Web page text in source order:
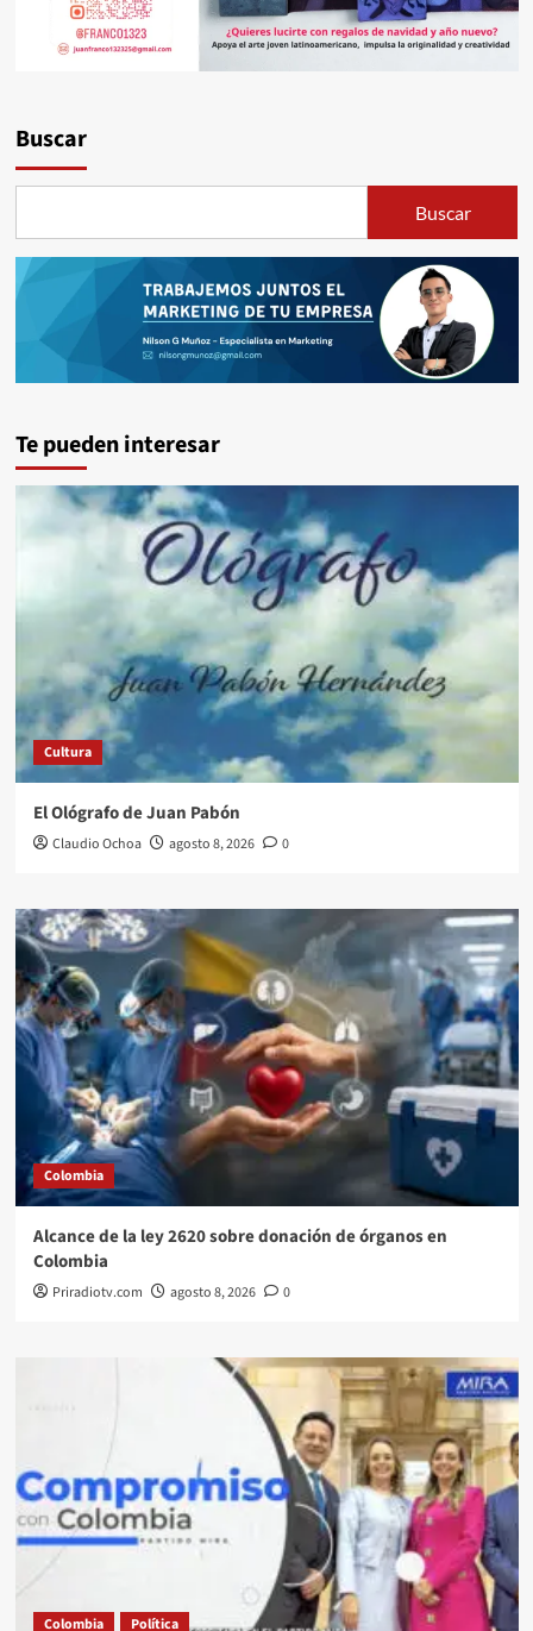
Buscar
Buscar
Te pueden interesar
Cultura
El Ológrafo de Juan Pabón
Claudio Ochoa agosto 8, 2026 0
Colombia
Alcance de la ley 2620 sobre donación de órganos en
Colombia
Priradiotv.com agosto 8, 2026 0
Colombia Política